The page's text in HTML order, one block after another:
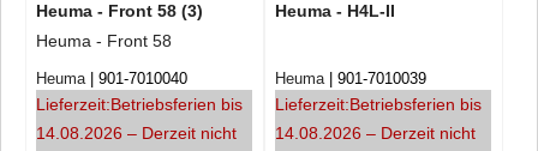
Heuma - Front 58 (3)
Heuma - Front 58
Heuma 901-7010040
Lieferzeit:Betriebsferien bis
14.08.2026 – Derzeit nicht
Heuma - H4L-II
Heuma 901-7010039
Lieferzeit:Betriebsferien bis
14.08.2026 – Derzeit nicht